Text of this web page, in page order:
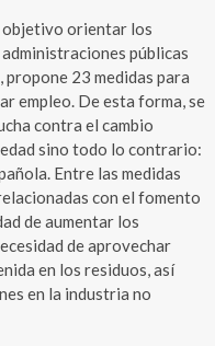
objetivo orientar los
públicas
23 medidas para
empleo. De esta forma, se
contra el cambio
sino todo lo contrario:
Entre las medidas
con el fomento
de aumentar los
de aprovechar
en los residuos, así
en la industria no